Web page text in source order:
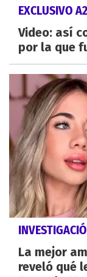
EXCLUSIVO
Video: así
por la que
La mejor
reveló qué